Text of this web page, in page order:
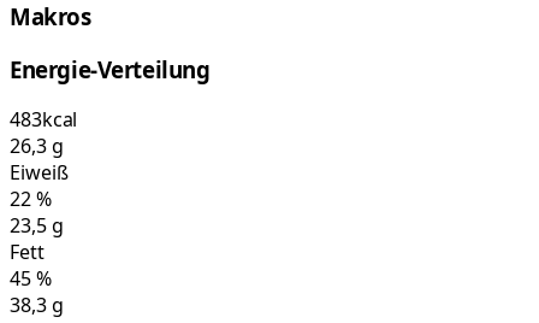
Makros
Energie-Verteilung
483kcal
26,3g
Eiweiß
22%
23,5g
Fett
45%
38,3g